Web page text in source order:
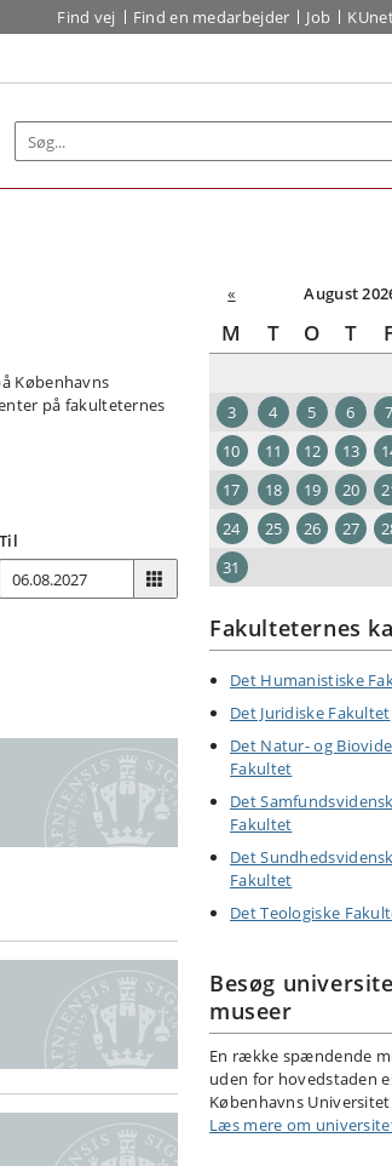
Find vej Find en medarbejder Job
Københavns
på fakulteternes
Til
« August
M T O T
3
4 5 6 7
10
11 12 13
17
18 19 20
24
25 26 27
31
Fakulteternes
Det Humanistiske
Det Juridiske Fakultet
Det Natur- og
Fakultet
Det
Fakultet
Det
Fakultet
Det Teologiske
Besøg
museer
En række spændende
uden for hovedstaden
Københavns
Læs mere om